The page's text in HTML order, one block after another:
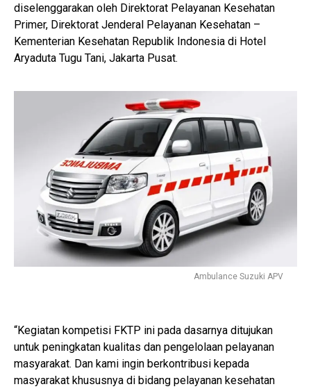
diselenggarakan oleh Direktorat Pelayanan Kesehatan
Primer, Direktorat Jenderal Pelayanan Kesehatan –
Kementerian Kesehatan Republik Indonesia di Hotel
Aryaduta Tugu Tani, Jakarta Pusat.
Ambulance Suzuki APV
“Kegiatan kompetisi FKTP ini pada dasarnya ditujukan
untuk peningkatan kualitas dan pengelolaan pelayanan
masyarakat. Dan kami ingin berkontribusi kepada
masyarakat khususnya di bidang pelayanan kesehatan